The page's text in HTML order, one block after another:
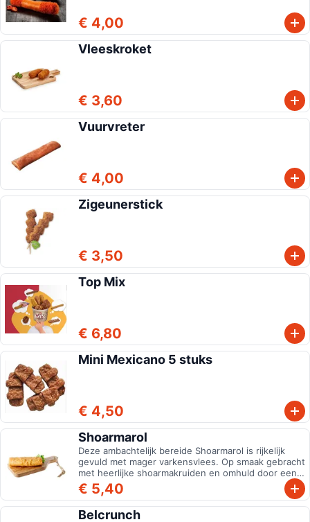
€ 4,00
Vleeskroket
€ 3,60
Vuurvreter
€ 4,00
Zigeunerstick
€ 3,50
Top Mix
€ 6,80
Mini Mexicano 5 stuks
€ 4,50
Shoarmarol
Deze ambachtelijk bereide Shoarmarol is rijkelijk
gevuld met mager varkensvlees. Op smaak gebracht
met heerlijke shoarmakruiden en omhuld door een
knapperige handgevouwen flens
€ 5,40
Belcrunch